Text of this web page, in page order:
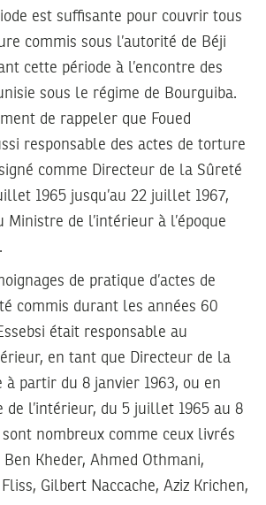
est suffisante pour couvrir tous
commis sous l’autorité de Béji
cette période à l’encontre des
sous le régime de Bourguiba.
de rappeler que Foued
responsable des actes de torture
comme Directeur de la Sûreté
1965 jusqu’au 22 juillet 1967,
Ministre de l’intérieur à l’époque
de pratique d’actes de
commis durant les années 60
était responsable au
en tant que Directeur de la
à partir du 8 janvier 1963, ou en
l’intérieur, du 5 juillet 1965 au 8
nombreux comme ceux livrés
Kheder, Ahmed Othmani,
Gilbert Naccache, Aziz Krichen,